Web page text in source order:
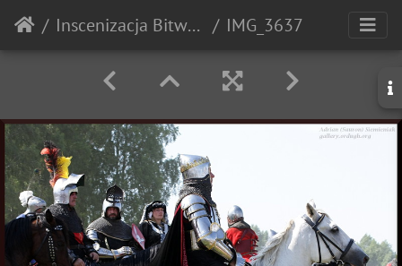
Inscenizacja Bitwy pod Grunwaldem - 2010r. IMG_3637